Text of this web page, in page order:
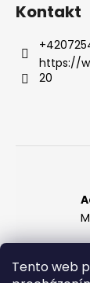
Tento web
Kontakt
https://
20